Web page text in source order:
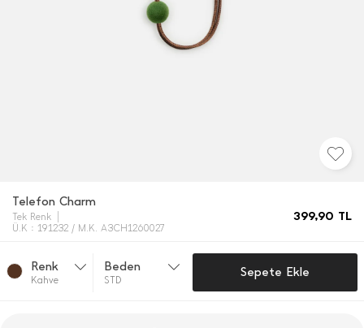
Telefon Charm
Tek Renk
Ü.K : 191232 / M.K. A3CH1260027
399,90 TL
Renk
Kahve
Beden
STD
Sepete Ekle